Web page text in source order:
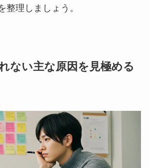
整理しましょう。
ない主な原因を見極める